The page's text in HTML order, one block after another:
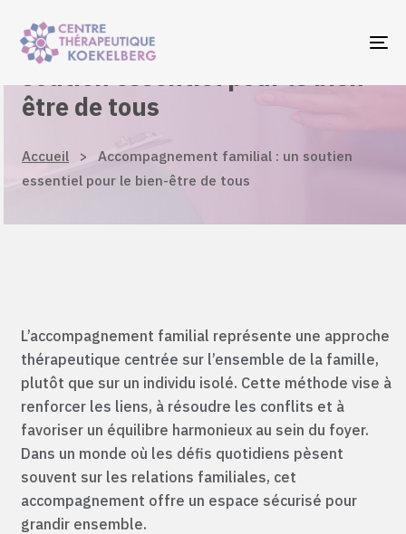
links
primary
navigation
Skip
content
Accompagnement familial : un
soutien essentiel pour le bien-
être de tous
Accueil >
Accompagnement familial : un soutien
essentiel pour le bien-être de tous
L’accompagnement familial représente une approche
thérapeutique centrée sur l’ensemble de la famille,
plutôt que sur un individu isolé. Cette méthode vise à
renforcer les liens, à résoudre les conflits et à
favoriser un équilibre harmonieux au sein du foyer.
Dans un monde où les défis quotidiens pèsent
souvent sur les relations familiales, cet
accompagnement offre un espace sécurisé pour
grandir ensemble.